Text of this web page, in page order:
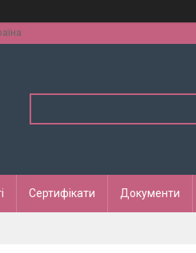
Сертифікати Документи